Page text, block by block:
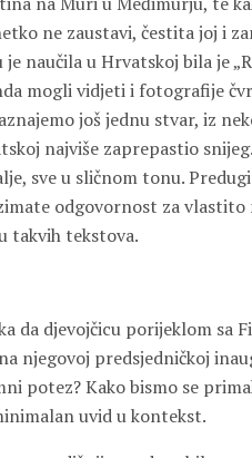
ne zaustavi, čestita joj i
naučila u Hrvatskoj bila je
mogli vidjeti i fotografije
još jednu stvar, iz
najviše zaprepastio
sve u sličnom tonu.
odgovornost za
takvih tekstova.
da djevojčicu porijeklom sa
njegovoj predsjedničkoj
potez? Kako bismo se
uvid u kontekst.